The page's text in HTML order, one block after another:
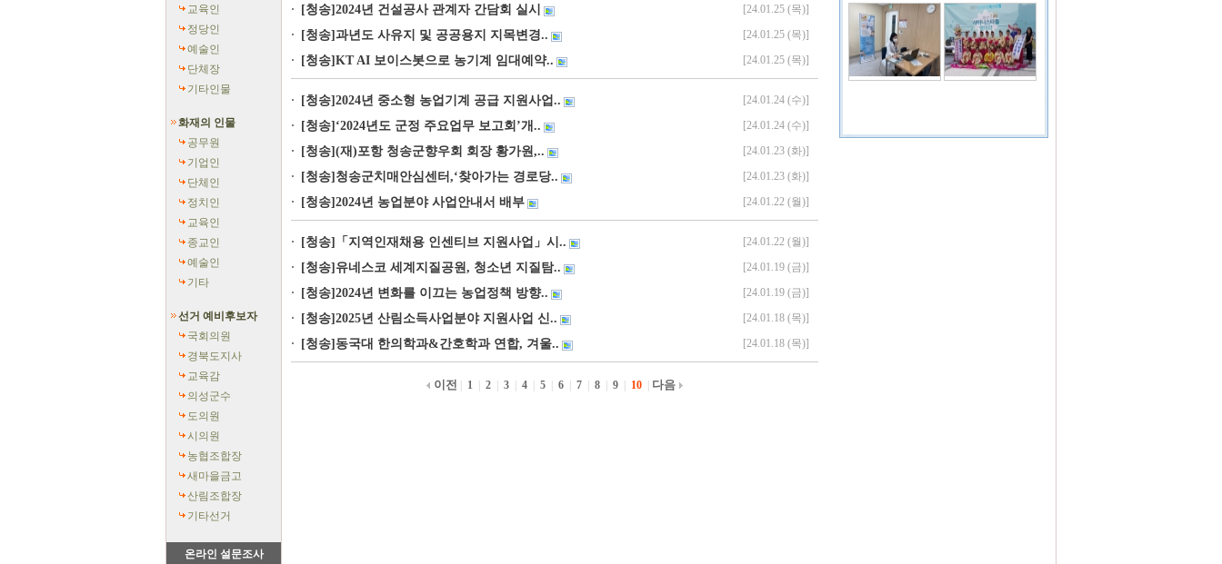
교육인
정당인
예술인
단체장
기타인물
화재의 인물
공무원
기업인
단체인
정치인
교육인
종교인
예술인
기타
선거 예비후보자
국회의원
경북도지사
교육감
의성군수
도의원
시의원
농협조합장
새마을금고
산림조합장
기타선거
온라인 설문조사
[청송]2024년 건설공사 관계자 간담회 실시 [24.01.25 (목)]
[청송]과년도 사유지 및 공공용지 지목변경.. [24.01.25 (목)]
[청송]KT AI 보이스봇으로 농기계 임대예약.. [24.01.25 (목)]
[청송]2024년 중소형 농업기계 공급 지원사업.. [24.01.24 (수)]
[청송]‘2024년도 군정 주요업무 보고회’개.. [24.01.24 (수)]
[청송](재)포항 청송군향우회 회장 황가원,.. [24.01.23 (화)]
[청송]청송군치매안심센터,‘찾아가는 경로당.. [24.01.23 (화)]
[청송]2024년 농업분야 사업안내서 배부 [24.01.22 (월)]
[청송]「지역인재채용 인센티브 지원사업」시.. [24.01.22 (월)]
[청송]유네스코 세계지질공원, 청소년 지질탐.. [24.01.19 (금)]
[청송]2024년 변화를 이끄는 농업정책 방향.. [24.01.19 (금)]
[청송]2025년 산림소득사업분야 지원사업 신.. [24.01.18 (목)]
[청송]동국대 한의학과&간호학과 연합, 겨울.. [24.01.18 (목)]
이전 1 2 3 4 5 6 7 8 9 10 다음